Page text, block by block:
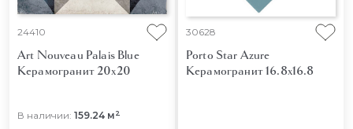
24410
Art Nouveau Palais Blue
Керамогранит 20x20
В наличии: 159.24 м2
30628
Porto Star Azure
Керамогранит 16.8x16.8